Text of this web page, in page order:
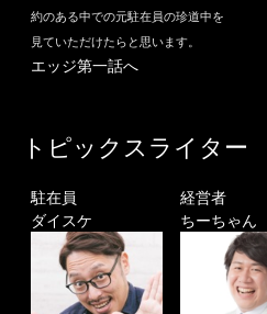
約のある中での元駐在員の珍道中を
見ていただけたらと思います。
エッジ第一話へ
トピックスライター
駐在員
ダイスケ
経営者
ちーちゃん